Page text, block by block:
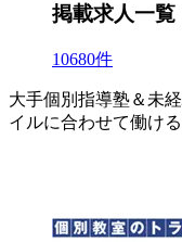
掲載求人一覧
10680件
大手個別指導塾＆未
イルに合わせて働け